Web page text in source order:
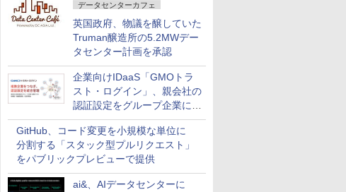
データセンターカフェ
英国政府、物議を醸していた
Truman醸造所の5.2MWデー
タセンター計画を承認
企業向けIDaaS「GMOトラ
スト・ログイン」、親会社の
認証設定をグループ企業に展
開できる新機能を提供
GitHub、コード変更を小規模な単位に
分割する「スタック型プルリクエスト」
をパブリックプレビューで提供
ai&、AIデータセンターに